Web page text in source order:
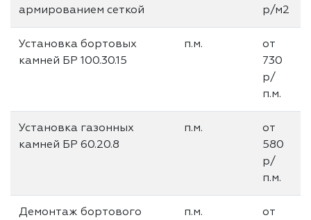
армированием сеткой
р/м2
Установка бортовых
камней БР 100.30.15
п.м.
от
730
р/
п.м.
Установка газонных
камней БР 60.20.8
п.м.
от
580
р/
п.м.
Демонтаж бортового
п.м.
от